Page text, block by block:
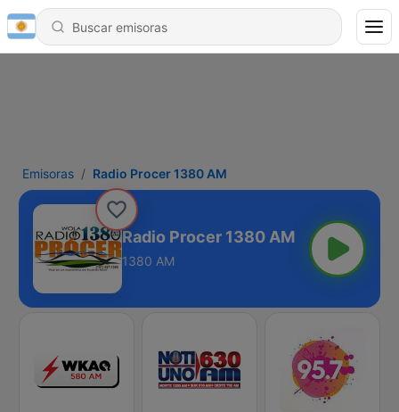
Emisoras Radio Procer 1380 AM
Radio Procer 1380 AM
1380 AM